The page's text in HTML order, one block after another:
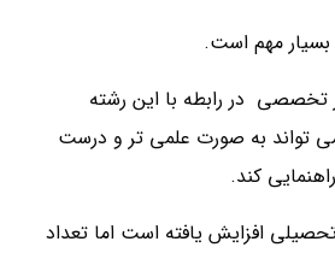
مهم است.
تخصصی در رابطه با این رشته
تواند به صورت علمی تر و درست
کند.
افزایش یافته است اما تعداد